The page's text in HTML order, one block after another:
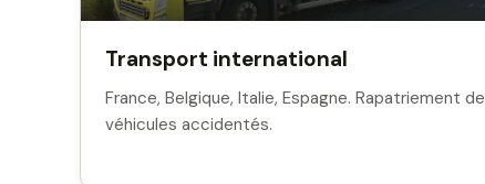
Transport international
France, Belgique, Italie, Espagne. Rapatriement de
véhicules accidentés.